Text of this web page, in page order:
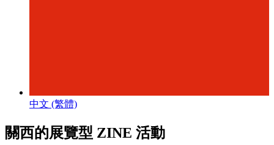
中文 (繁體)
關西的展覽型 ZINE 活動